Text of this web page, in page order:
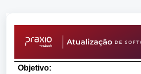
Objetivo: